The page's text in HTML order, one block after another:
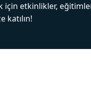
için etkinlikler,
katılın!